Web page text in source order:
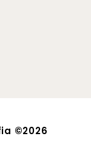
©2026